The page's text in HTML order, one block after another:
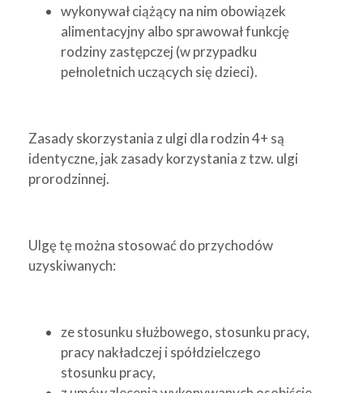
wykonywał ciążący na nim obowiązek
alimentacyjny albo sprawował funkcję
rodziny zastępczej (w przypadku
pełnoletnich uczących się dzieci).
Zasady skorzystania z ulgi dla rodzin 4+ są
identyczne, jak zasady korzystania z tzw. ulgi
prorodzinnej.
Ulgę tę można stosować do przychodów
uzyskiwanych:
ze stosunku służbowego, stosunku pracy,
pracy nakładczej i spółdzielczego
stosunku pracy,